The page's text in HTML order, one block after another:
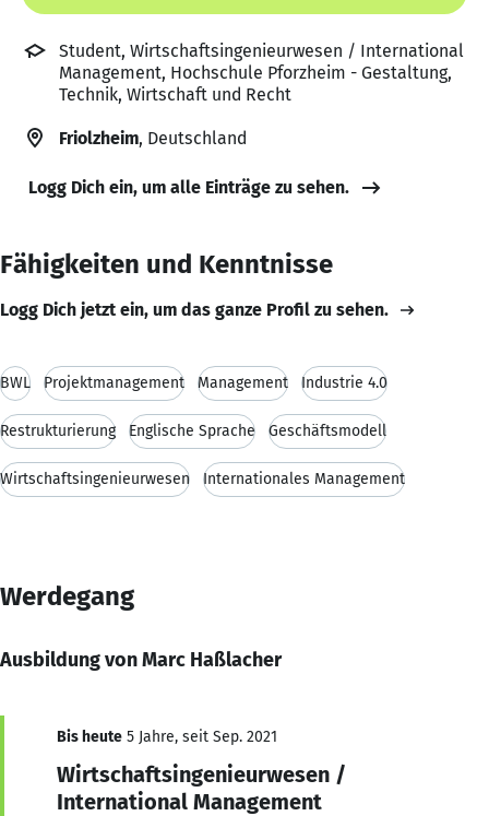
Student, Wirtschaftsingenieurwesen / International
Management, Hochschule Pforzheim - Gestaltung,
Technik, Wirtschaft und Recht
Friolzheim, Deutschland
Logg Dich ein, um alle Einträge zu sehen.
Fähigkeiten und Kenntnisse
Logg Dich jetzt ein, um das ganze Profil zu sehen.
BWL Projektmanagement Management Industrie 4.0
Restrukturierung Englische Sprache Geschäftsmodell
Wirtschaftsingenieurwesen Internationales Management
Werdegang
Ausbildung von Marc Haßlacher
Bis heute 5 Jahre, seit Sep. 2021
Wirtschaftsingenieurwesen /
International Management